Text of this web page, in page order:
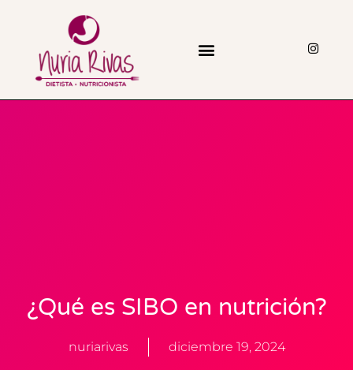
¿Qué es SIBO en nutrición?
nuriarivas diciembre 19, 2024